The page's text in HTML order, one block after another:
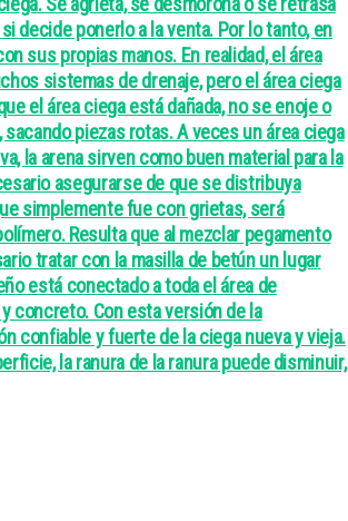
decide ponerlo a la venta. Por lo tanto, en
sus propias manos. En realidad, el área
sistemas de drenaje, pero el área ciega
el área ciega está dañada, no se enoje o
piezas rotas. A veces un área ciega
la arena sirven como buen material para la
asegurarse de que se distribuya
simplemente fue con grietas, será
Resulta que al mezclar pegamento
tratar con la masilla de betún un lugar
está conectado a toda el área de
concreto. Con esta versión de la
confiable y fuerte de la ciega nueva y vieja.
la ranura de la ranura puede disminuir,